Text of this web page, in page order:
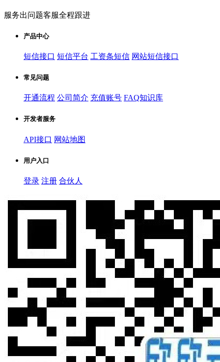
服务出问题客服全程跟进
产品中心
短信接口 短信平台 工资条短信 网站短信接口
常见问题
开通流程 公司简介 充值账号 FAQ知识库
开发者服务
API接口 网站地图
用户入口
登录 注册 合伙人